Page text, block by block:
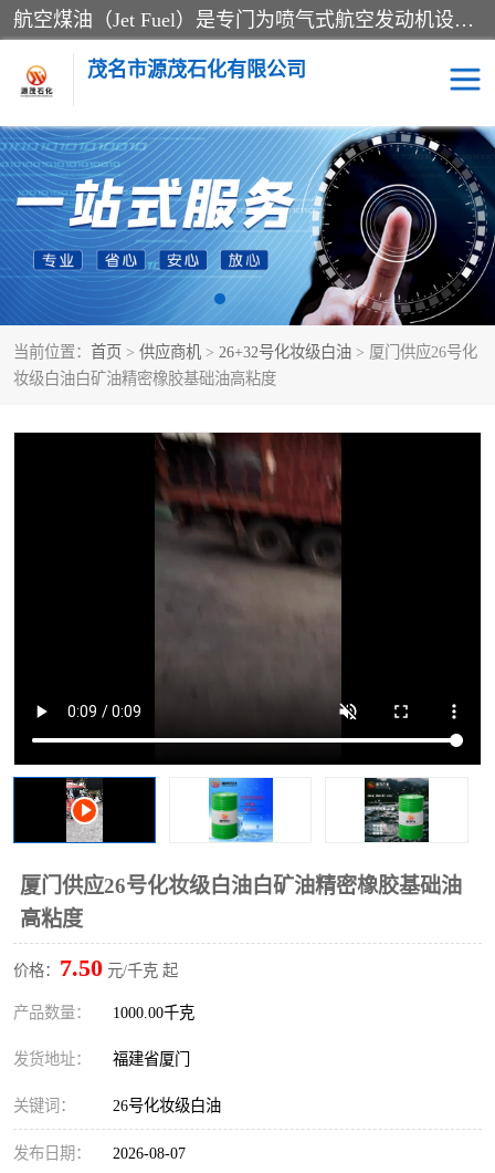
航空煤油（Jet Fuel）是专门为喷气式航空发动机设计的高纯度燃料，主要分为Jet A、Jet A-1和Jet B等类型。其特点是闪点高、低温流动性好，并添加了抗静电剂和抗氧化剂以确保飞行安全。航空煤油需
茂名市源茂石化有限公司
当前位置： 首页 > 供应商机 > 26+32号化妆级白油 > 厦门供应26号化
妆级白油白矿油精密橡胶基础油高粘度
厦门供应26号化妆级白油白矿油精密橡胶基础油
高粘度
价格： 7.50 元/千克 起
产品数量： 1000.00千克
发货地址： 福建省厦门
关键词： 26号化妆级白油
发布日期： 2026-08-07
RP3航空煤油 D20+D30溶剂油
D40+D60溶剂油 D80+D100溶剂油
6号+120号溶剂油 260号溶剂油
异构烷烃 天然乳胶
26+32号化妆级白油 46+68号化妆级白油